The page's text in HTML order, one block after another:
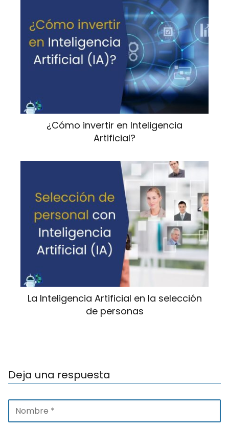
¿Cómo invertir en Inteligencia
Artificial?
La Inteligencia Artificial en la selección
de personas
Deja una respuesta